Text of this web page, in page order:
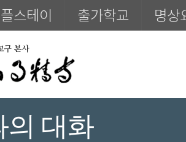
스테이 출가학교 명상
의 대화